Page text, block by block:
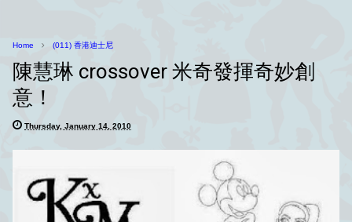
Home (011) 香港迪士尼
陳慧琳 crossover 米奇發揮奇妙創
意！
Thursday, January 14, 2010